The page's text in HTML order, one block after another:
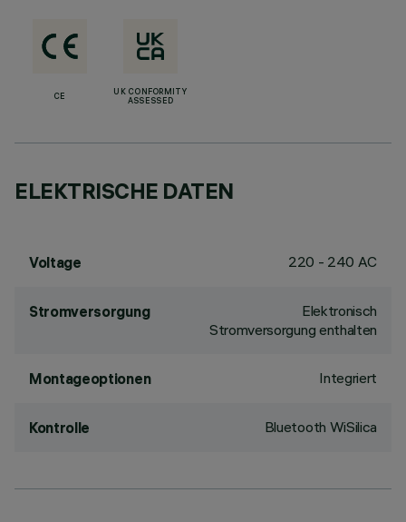
CE
UK CONFORMITY
ASSESSED
ELEKTRISCHE DATEN
Voltage 220 - 240 AC
Stromversorgung
Elektronisch
Stromversorgung enthalten
Montageoptionen Integriert
Kontrolle Bluetooth WiSilica